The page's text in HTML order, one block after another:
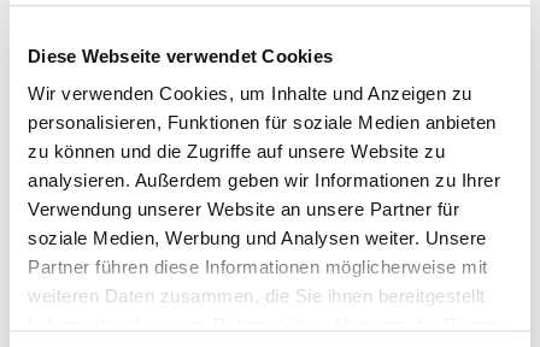
Diese Webseite verwendet Cookies
Wir verwenden Cookies, um Inhalte und Anzeigen zu
personalisieren, Funktionen für soziale Medien anbieten
zu können und die Zugriffe auf unsere Website zu
analysieren. Außerdem geben wir Informationen zu Ihrer
Verwendung unserer Website an unsere Partner für
soziale Medien, Werbung und Analysen weiter. Unsere
Partner führen diese Informationen möglicherweise mit
weiteren Daten zusammen, die Sie ihnen bereitgestellt
Ausbildungsprofilen untenstehend beschrieben. Unter
Termine für das laufende Jahrangegeben, sodass eine
direkte Planung möglich ist.
Ausbildungsprofile
ÜL-B Sport in der Prävention Basiskurs
Allgemeine Prävention